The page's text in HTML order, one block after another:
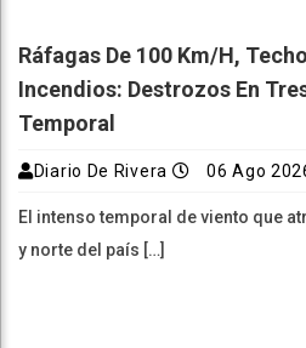
Ráfagas De 100 Km/h,
Incendios: Destrozos En
Temporal
Diario De Rivera 06 Ago
El intenso temporal de viento que
y norte del país […]